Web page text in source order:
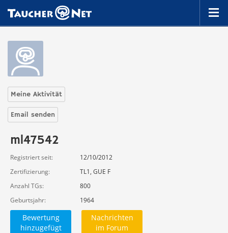
Meine Aktivität
Email senden
ml47542
Registriert seit
12/10/2012
Zertifizierung
TL1, GUE F
Anzahl TGs
800
Geburtsjahr
1964
Bewertung
hinzugefügt
Nachrichten
im Forum